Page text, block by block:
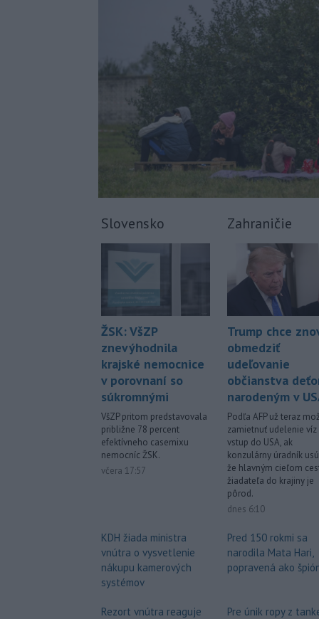
Slovensko
ŽSK: VšZP
znevýhodnila
krajské nemocnice
v porovnaní so
súkromnými
VšZP pritom predstavovala
približne 78 percent
efektívneho casemixu
nemocníc ŽSK.
včera 17:57
KDH žiada ministra
vnútra o vysvetlenie
nákupu kamerových
systémov
Rezort vnútra reaguje
Zahraničie
Trump chce
obmedziť
udeľovanie
občianstva
narodeným v
Podľa AFP už teraz
zamietnuť udelenie víz
vstup do USA, ak
konzulárny úradník
že hlavným cieľom
žiadateľa do krajiny je
pôrod.
dnes 6:10
Pred 150 rokmi sa
narodila Mata Hari,
popravená ako
Pre únik ropy z